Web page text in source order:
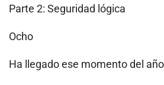
Parte 2: Seguridad lógica
Ocho
Ha llegado ese momento del